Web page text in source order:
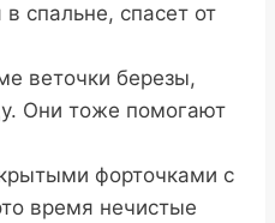
спальне, спасет от
веточки березы,
Они тоже помогают
форточками с
время нечистые